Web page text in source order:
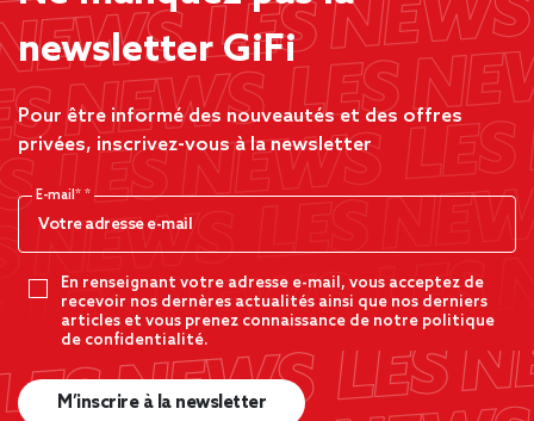
newsletter GiFi
Pour être informé des nouveautés et des offres
privées, inscrivez-vous à la newsletter
E-mail*
En renseignant votre adresse e-mail, vous acceptez de
recevoir nos dernères actualités ainsi que nos derniers
articles et vous prenez connaissance de notre politique
de confidentialité.
M’inscrire à la newsletter